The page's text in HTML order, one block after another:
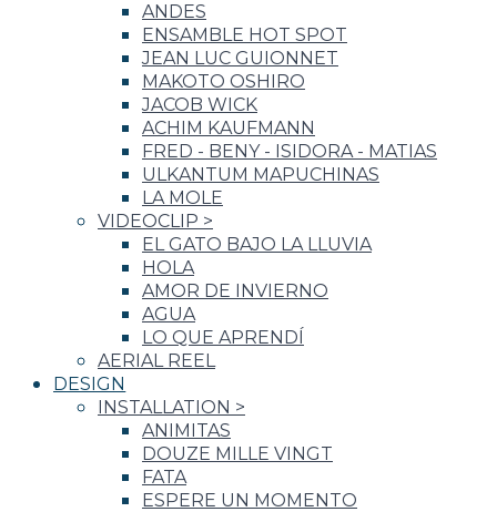
ANDES
ENSAMBLE HOT SPOT
JEAN LUC GUIONNET
MAKOTO OSHIRO
JACOB WICK
ACHIM KAUFMANN
FRED - BENY - ISIDORA - MATIAS
ULKANTUM MAPUCHINAS
LA MOLE
VIDEOCLIP >
EL GATO BAJO LA LLUVIA
HOLA
AMOR DE INVIERNO
AGUA
LO QUE APRENDÍ
AERIAL REEL
DESIGN
INSTALLATION >
ANIMITAS
DOUZE MILLE VINGT
FATA
ESPERE UN MOMENTO